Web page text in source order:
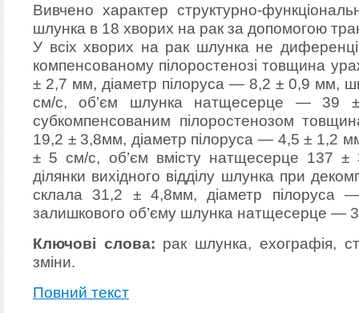
Вивчено характер структурно-
шлунка в 18 хворих на рак за допомогою
У всіх хворих на рак шлунка не
компенсованому пілоростенозі товщина
± 2,7 мм, діаметр пілоруса — 8,2 ± 0,9 мм,
см/с, об’єм шлунка натщесерце — 39
субкомпенсованим пілоростенозом
19,2 ± 3,8мм, діаметр пілоруса — 4,5 ± 1,2
± 5 см/с, об’єм вмісту натщесерце 137
ділянки вихідного відділу шлунка при
склала 31,2 ± 4,8мм, діаметр
залишкового об’єму шлунка натщесерце —
Ключові слова: рак шлунка, ехографія,
зміни.
Повний текст